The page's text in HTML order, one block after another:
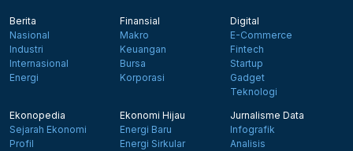
Berita
Nasional
Industri
Internasional
Energi
Finansial
Makro
Keuangan
Bursa
Korporasi
Digital
E-Commerce
Fintech
Startup
Gadget
Teknologi
Ekonopedia
Sejarah Ekonomi
Profil
Ekonomi Hijau
Energi Baru
Energi Sirkular
Jurnalisme Data
Infografik
Analisis